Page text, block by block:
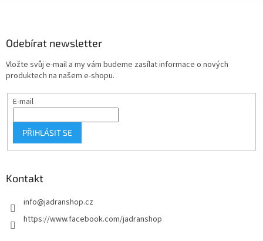
Odebírat newsletter
Vložte svůj e-mail a my vám budeme zasílat informace o nových
produktech na našem e-shopu.
E-mail
PŘIHLÁSIT SE
Kontakt
info@jadranshop.cz
https://www.facebook.com/jadranshop